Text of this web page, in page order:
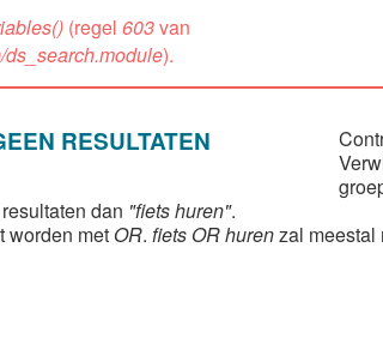
(regel 603van
).
RESULTATEN
dan "fiets huren".
worden met OR. fiets OR hurenzal meestal